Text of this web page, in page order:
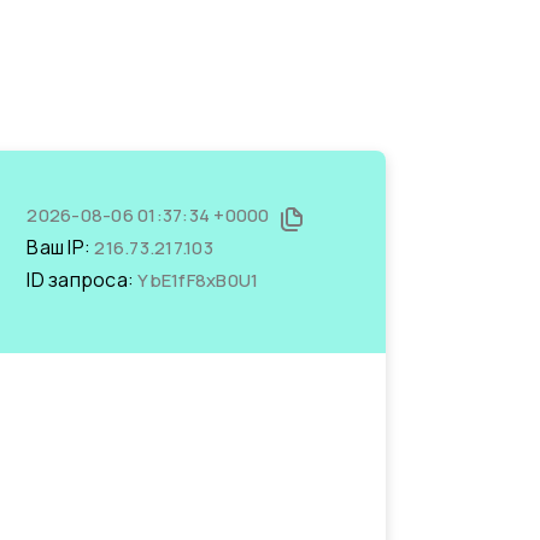
2026-08-06 01:37:34 +0000
Ваш IP:216.73.217.103
ID запроса:YbE1fF8xB0U1